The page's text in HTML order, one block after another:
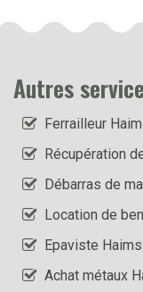
Autres
Ferrailleur
Récupération
Débarras de
Location de
Epaviste Haims
Achat métaux